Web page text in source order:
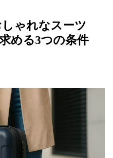
ゃれなスーツ
める3つの条件